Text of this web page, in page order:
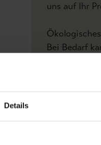
Details
uns auf Ihr
Bei Bedarf
ist